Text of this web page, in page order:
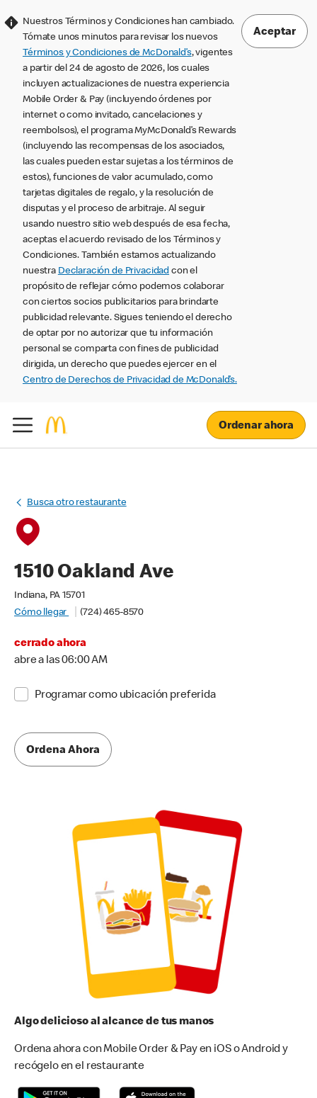
Nuestros Términos y Condiciones han cambiado.
Tómate unos minutos para revisar los nuevos
Términos y Condiciones de McDonald’s, vigentes
a partir del 24 de agosto de 2026, los cuales
incluyen actualizaciones de nuestra experiencia
Mobile Order & Pay (incluyendo órdenes por
internet o como invitado, cancelaciones y
reembolsos), el programa MyMcDonald’s Rewards
(incluyendo las recompensas de los asociados,
las cuales pueden estar sujetas a los términos de
estos), funciones de valor acumulado, como
tarjetas digitales de regalo, y la resolución de
disputas y el proceso de arbitraje. Al seguir
usando nuestro sitio web después de esa fecha,
aceptas el acuerdo revisado de los Términos y
Condiciones. También estamos actualizando
nuestra Declaración de Privacidad con el
propósito de reflejar cómo podemos colaborar
con ciertos socios publicitarios para brindarte
publicidad relevante. Sigues teniendo el derecho
de optar por no autorizar que tu información
personal se comparta con fines de publicidad
dirigida, un derecho que puedes ejercer en el
Centro de Derechos de Privacidad de McDonald’s.
Aceptar
Ordenar ahora
Busca otro restaurante
1510 Oakland Ave
Indiana, PA 15701
Cómo llegar
(724) 465-8570
cerrado ahora
abre a las 06:00 AM
Programar como ubicación preferida
Ordena Ahora
Algo delicioso al alcance de tus manos
Ordena ahora con Mobile Order & Pay en iOS o Android y
recógelo en el restaurante